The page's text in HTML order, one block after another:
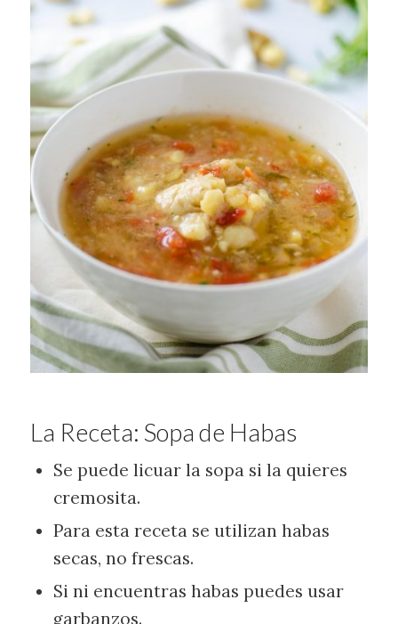
La Receta: Sopa de Habas
Se puede licuar la sopa si la quieres
cremosita.
Para esta receta se utilizan habas
secas, no frescas.
Si ni encuentras habas puedes usar
garbanzos.